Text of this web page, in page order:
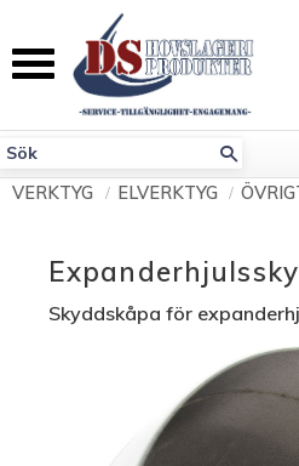
Meny
VERKTYG ELVERKTYG
Skyddskåpa för